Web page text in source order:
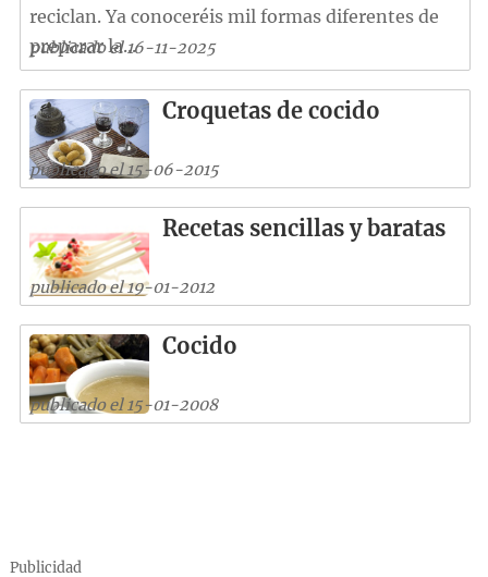
reciclan. Ya conoceréis mil formas diferentes de
preparar la...
publicado el 16-11-2025
Croquetas de cocido
publicado el 15-06-2015
Recetas sencillas y baratas
publicado el 19-01-2012
Cocido
publicado el 15-01-2008
Publicidad